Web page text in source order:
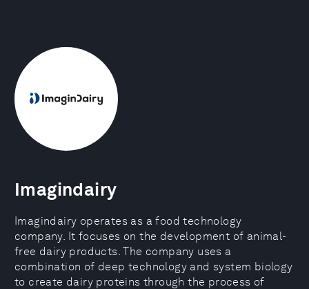
Imagindairy
Imagindairy operates as a food technology
company. It focuses on the development of animal-
free dairy products. The company uses a
combination of deep technology and system biology
to create dairy proteins through the process of